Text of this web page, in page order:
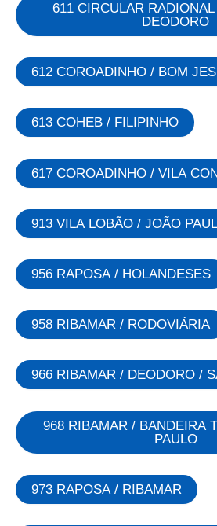
611 CIRCULAR
DEODORO
612 COROADINHO / BOM
613 COHEB / FILIPINHO
617 COROADINHO / VILA
913 VILA LOBÃO / JOÃO
956 RAPOSA / HOLANDESES
958 RIBAMAR / RODOVIÁRIA
966 RIBAMAR / DEODORO /
968 RIBAMAR / BANDEIRA
PAULO
973 RAPOSA / RIBAMAR